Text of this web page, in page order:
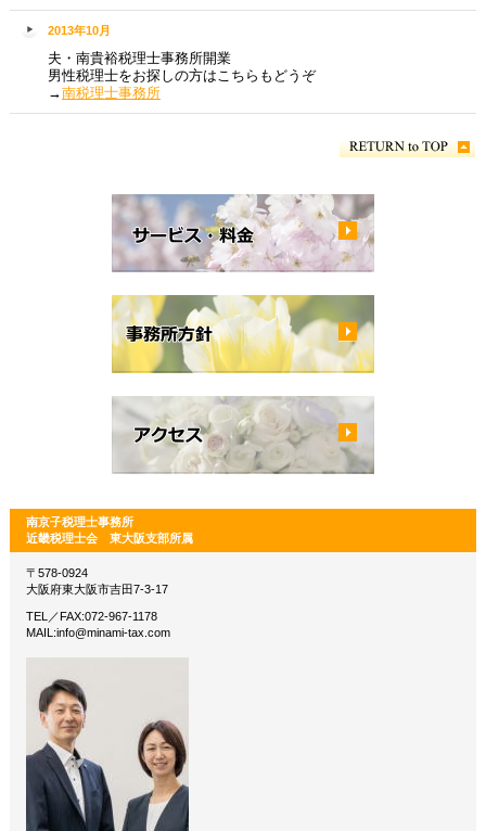
2013年10月
夫・南貴裕税理士事務所開業
男性税理士をお探しの方はこちらもどうぞ
→南税理士事務所
南京子税理士事務所
近畿税理士会 東大阪支部所属
〒578-0924
大阪府東大阪市吉田7-3-17
TEL／FAX:072-967-1178
MAIL:info@minami-tax.com